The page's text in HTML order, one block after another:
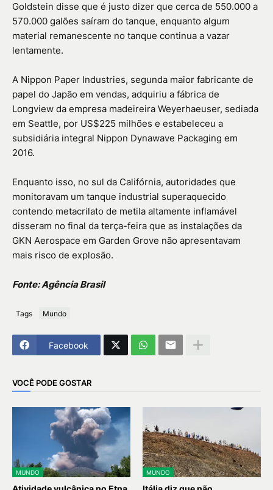
Goldstein disse que é justo dizer que cerca de 550.000 a
570.000 galões saíram do tanque, enquanto algum
material remanescente no tanque continua a vazar
lentamente.
A Nippon Paper Industries, segunda maior fabricante de
papel do Japão em vendas, adquiriu a fábrica de
Longview da empresa madeireira Weyerhaeuser, sediada
em Seattle, por US$225 milhões e estabeleceu a
subsidiária integral Nippon Dynawave Packaging em
2016.
Enquanto isso, no sul da Califórnia, autoridades que
monitoravam um tanque industrial superaquecido
contendo metacrilato de metila altamente inflamável
disseram no final da terça-feira que as instalações da
GKN Aerospace em Garden Grove não apresentavam
mais risco de explosão.
Fonte: Agência Brasil
Tags Mundo
Facebook
VOCÊ PODE GOSTAR
MUNDO MUNDO